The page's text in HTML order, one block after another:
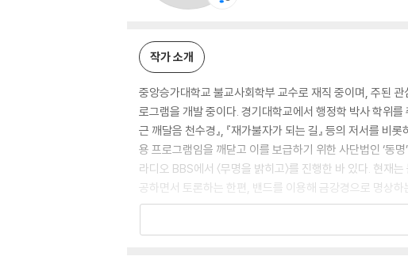
작가 소개
중앙승가대학교 불교사회학부 교수로 재직 중이며, 주된
로그램을 개발 중이다. 경기대학교에서 행정학 박사 학위를
근 깨달음 천수경』, 『재가불자가 되는 길』 등의 저서를
용 프로그램임을 깨닫고 이를 보급하기 위한 사단법인 ‘동
라디오 BBS에서 〈무명을 밝히고〉를 진행한 바 있다. 현
공하면서 토론하는 한편, 밴드를 이용해 금강경으로 명상